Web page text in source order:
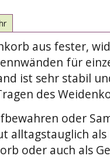
aus fester,
für
ist sehr stabil
des
oder
alltagstauglich
oder auch als